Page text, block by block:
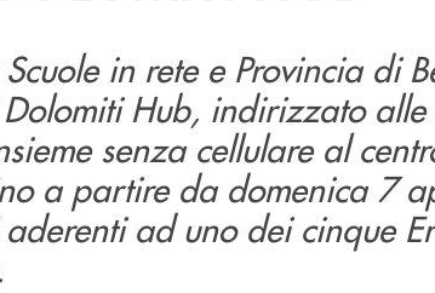
in rete e Provincia di
Hub, indirizzato
senza cellulare al
a partire da domenica 7
ad uno dei cinque